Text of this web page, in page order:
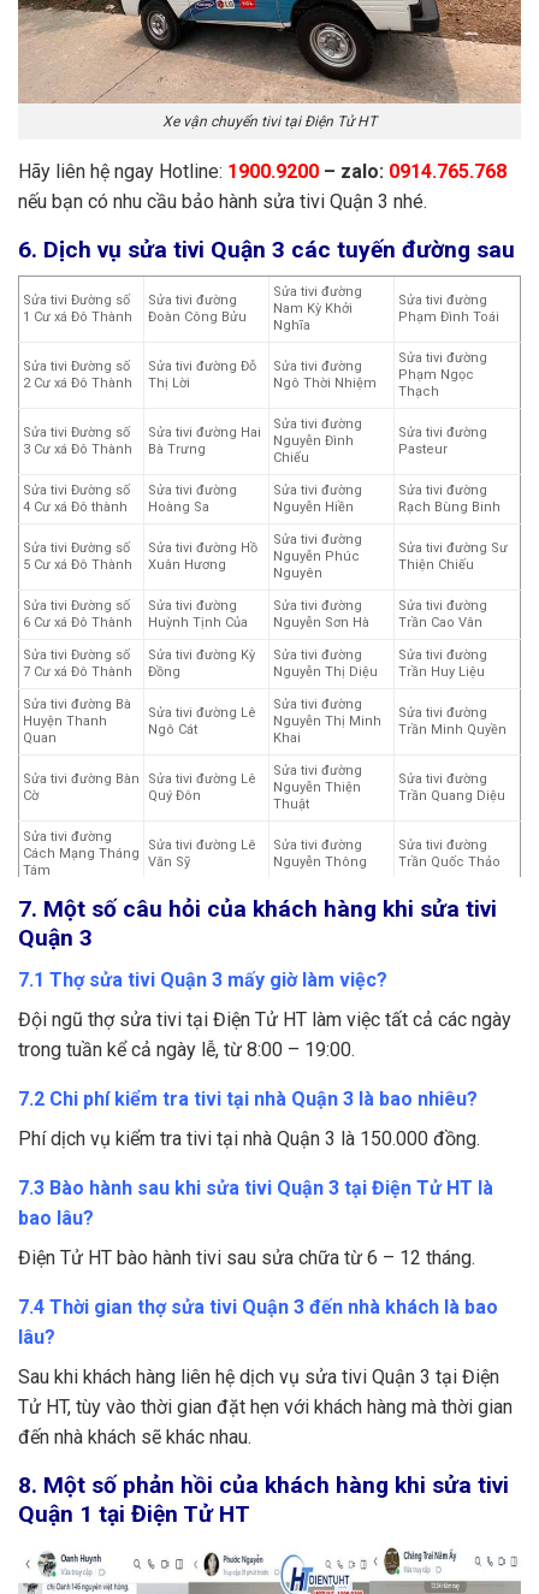
Xe vận chuyển tivi tại Điện Tử HT
Hãy liên hệ ngay Hotline: 1900.9200 – zalo: 0914.765.768
nếu bạn có nhu cầu bảo hành sửa tivi Quận 3 nhé.
6. Dịch vụ sửa tivi Quận 3 các tuyến đường sau
Sửa tivi Đường số
1 Cư xá Đô Thành
Sửa tivi đường
Đoàn Công Bửu
Sửa tivi đường
Nam Kỳ Khởi
Nghĩa
Sửa tivi đường
Phạm Đình Toái
Sửa tivi Đường số
2 Cư xá Đô Thành
Sửa tivi đường Đỗ
Thị Lời
Sửa tivi đường
Ngô Thời Nhiệm
Sửa tivi đường
Phạm Ngọc
Thạch
Sửa tivi Đường số
3 Cư xá Đô Thành
Sửa tivi đường Hai
Bà Trưng
Sửa tivi đường
Nguyễn Đình
Chiểu
Sửa tivi đường
Pasteur
Sửa tivi Đường số
4 Cư xá Đô thành
Sửa tivi đường
Hoàng Sa
Sửa tivi đường
Nguyễn Hiền
Sửa tivi đường
Rạch Bùng Binh
Sửa tivi Đường số
5 Cư xá Đô Thành
Sửa tivi đường Hồ
Xuân Hương
Sửa tivi đường
Nguyễn Phúc
Nguyên
Sửa tivi đường Sư
Thiện Chiếu
Sửa tivi Đường số
6 Cư xá Đô Thành
Sửa tivi đường
Huỳnh Tịnh Của
Sửa tivi đường
Nguyễn Sơn Hà
Sửa tivi đường
Trần Cao Vân
Sửa tivi Đường số
7 Cư xá Đô Thành
Sửa tivi đường Kỳ
Đồng
Sửa tivi đường
Nguyễn Thị Diệu
Sửa tivi đường
Trần Huy Liệu
Sửa tivi đường Bà
Huyện Thanh
Quan
Sửa tivi đường Lê
Ngô Cát
Sửa tivi đường
Nguyễn Thị Minh
Khai
Sửa tivi đường
Trần Minh Quyền
Sửa tivi đường Bàn
Cờ
Sửa tivi đường Lê
Quý Đôn
Sửa tivi đường
Nguyễn Thiện
Thuật
Sửa tivi đường
Trần Quang Diệu
Sửa tivi đường
Cách Mạng Tháng
Tám
Sửa tivi đường Lê
Văn Sỹ
Sửa tivi đường
Nguyễn Thông
Sửa tivi đường
Trần Quốc Thảo
Sửa tivi đường Cao
Thắng
Sửa tivi đường Lý
Sửa tivi đường
Nguyễn Thượng
Sửa tivi đường
Sửa tivi đường
Điện Biên Phủ
Sửa tivi đường Lý
Thái Tổ
Sửa tivi đường
Nguyễn Văn Mai
Sửa tivi đường
Sửa tivi đường
Sửa tivi đường
Sửa tivi đường Tú
7. Một số câu hỏi của khách hàng khi sửa tivi
Quận 3
7.1 Thợ sửa tivi Quận 3 mấy giờ làm việc?
Đội ngũ thợ sửa tivi tại Điện Tử HT làm việc tất cả các ngày
trong tuần kể cả ngày lễ, từ 8:00 – 19:00.
7.2 Chi phí kiểm tra tivi tại nhà Quận 3 là bao nhiêu?
Phí dịch vụ kiểm tra tivi tại nhà Quận 3 là 150.000 đồng.
7.3 Bào hành sau khi sửa tivi Quận 3 tại Điện Tử HT là
bao lâu?
Điện Tử HT bào hành tivi sau sửa chữa từ 6 – 12 tháng.
7.4 Thời gian thợ sửa tivi Quận 3 đến nhà khách là bao
lâu?
Sau khi khách hàng liên hệ dịch vụ sửa tivi Quận 3 tại Điện
Tử HT, tùy vào thời gian đặt hẹn với khách hàng mà thời gian
đến nhà khách sẽ khác nhau.
8. Một số phản hồi của khách hàng khi sửa tivi
Quận 1 tại Điện Tử HT